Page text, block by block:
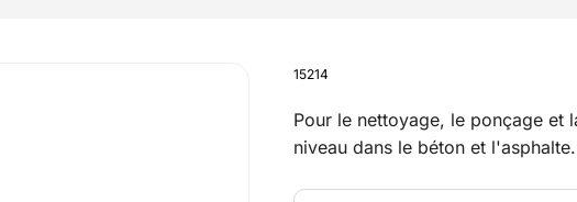
15214
Pour le nettoyage, le ponçage et
niveau dans le béton et